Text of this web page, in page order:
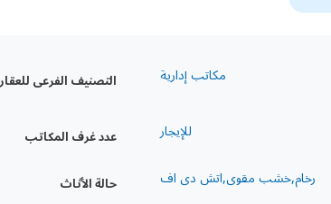
مكاتب إدارية التصنيف الفرعى للعقار
للإيجار عدد غرف المكاتب
رخام,خشب مقوى,اتش دى اف حالة الأثاث